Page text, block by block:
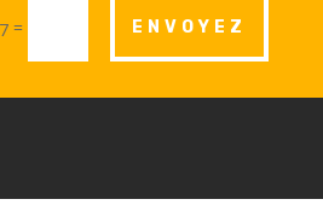
= ENVOYEZ